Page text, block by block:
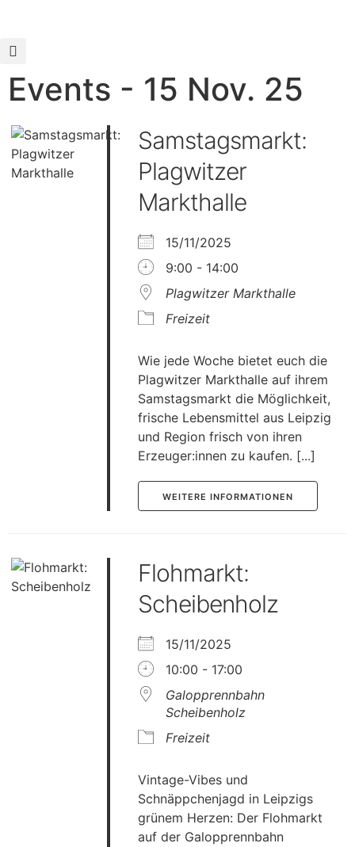
Events - 15 Nov. 25
Samstagsmarkt:
Plagwitzer
Markthalle
15/11/2025
9:00 - 14:00
Plagwitzer Markthalle
Freizeit
Wie jede Woche bietet euch die
Plagwitzer Markthalle auf ihrem
Samstagsmarkt die Möglichkeit,
frische Lebensmittel aus Leipzig
und Region frisch von ihren
Erzeuger:innen zu kaufen. [...]
WEITERE INFORMATIONEN
Flohmarkt:
Scheibenholz
15/11/2025
10:00 - 17:00
Galopprennbahn
Scheibenholz
Freizeit
Vintage-Vibes und
Schnäppchenjagd in Leipzigs
grünem Herzen: Der Flohmarkt
auf der Galopprennbahn